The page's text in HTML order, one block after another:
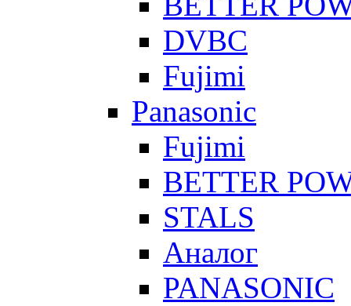
DVBC
Fujimi
Panasonic
Fujimi
BETTER
STALS
Аналог
PANASONIC